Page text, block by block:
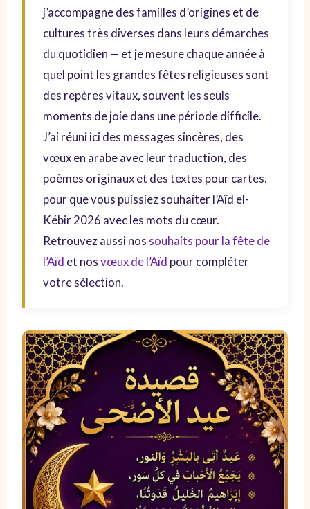
j’accompagne des familles d’origines et de
cultures très diverses dans leurs démarches
du quotidien — et je mesure chaque année à
quel point les grandes fêtes religieuses sont
des repères vitaux, souvent les seuls
moments de joie dans une période difficile.
J’ai réuni ici des messages sincères, des
vœux en arabe avec leur traduction, des
poèmes originaux et des textes pour cartes,
pour que vous puissiez souhaiter l’Aïd el-
Kébir 2026 avec les mots du cœur.
Retrouvez aussi nos souhaits pour la fête de
l’Aïd et nosvœux de l’Aïd pour compléter
votre sélection.